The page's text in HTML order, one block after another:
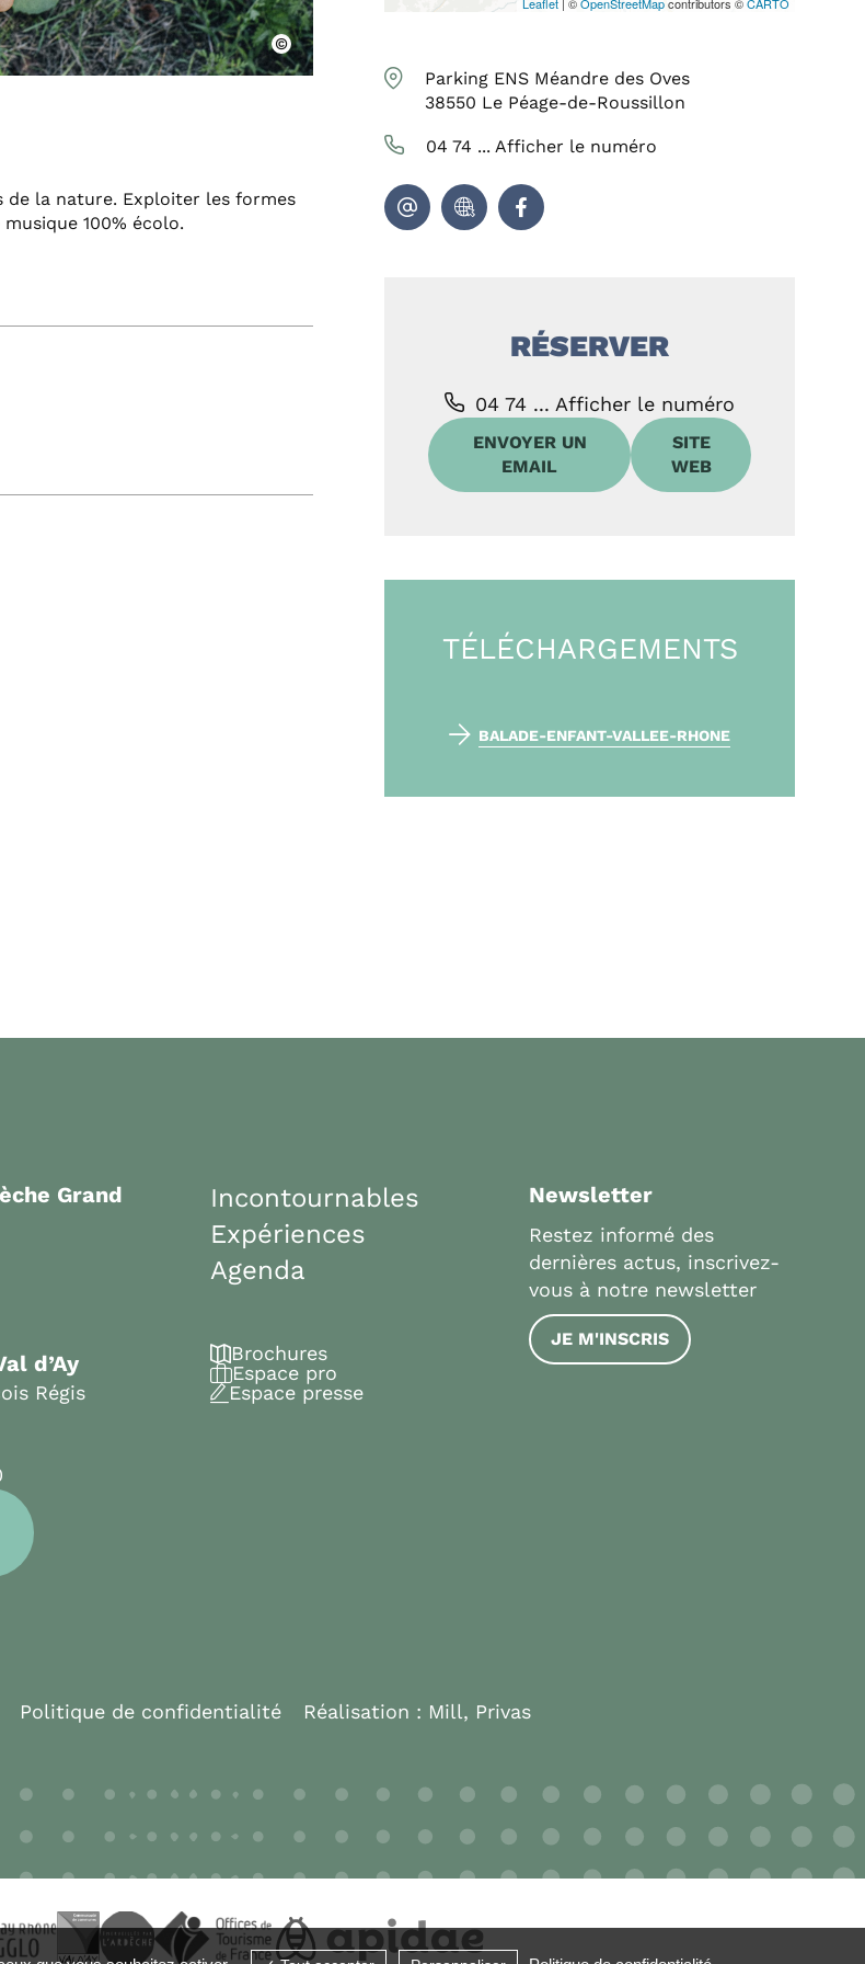
de la nature. Exploiter les formes
100% écolo.
Leaflet | ©OpenStreetMapcontributors ©CARTO
Parking ENS Méandre des Oves
38550 Le Péage-de-Roussillon
04 74 ... Afficher le numéro
RÉSERVER
04 74 ... Afficher le numéro
ENVOYER UN
EMAIL
SITE
WEB
TÉLÉCHARGEMENTS
BALADE-ENFANT-VALLEE-RHONE
Grand
d’Ay
Régis
Incontournables
Expériences
Agenda
Brochures
Espace pro
Espace presse
Newsletter
Restez informé des
dernières actus, inscrivez-
vous à notre newsletter
JE M'INSCRIS
Politique de confidentialité Réalisation : Mill, Privas